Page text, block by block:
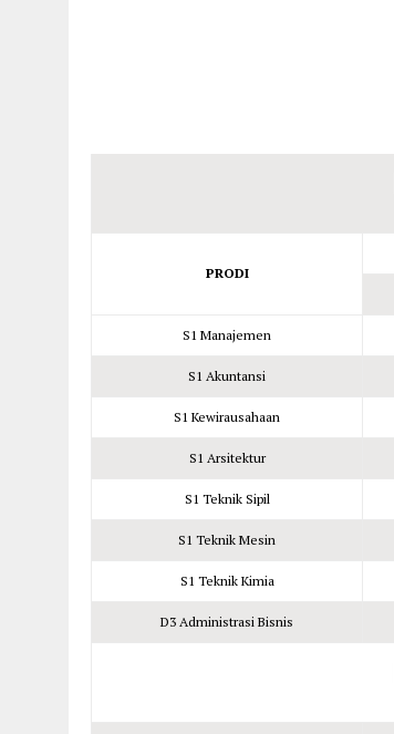
PRODI
S1 Manajemen
S1 Akuntansi
S1 Kewirausahaan
S1 Arsitektur
S1 Teknik Sipil
S1 Teknik Mesin
S1 Teknik Kimia
D3 Administrasi Bisnis